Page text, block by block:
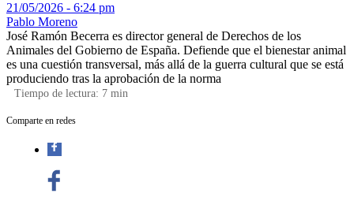
21/05/2026 - 6:24 pm
Pablo Moreno
José Ramón Becerra es director general de Derechos de los
Animales del Gobierno de España. Defiende que el bienestar animal
es una cuestión transversal, más allá de la guerra cultural que se está
produciendo tras la aprobación de la norma
Tiempo de lectura: 7 min
Comparte en redes